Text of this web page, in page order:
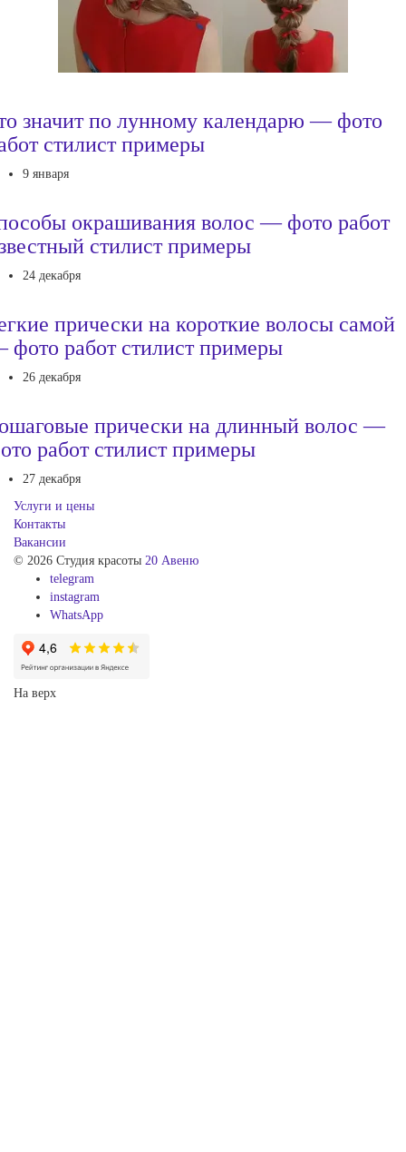
значит по лунному календарю — фото
стилист примеры
9 января
окрашивания волос — фото работ
стилист примеры
24 декабря
прически на короткие волосы самой
работ стилист примеры
26 декабря
прически на длинный волос —
работ стилист примеры
27 декабря
Услуги и цены
Контакты
Вакансии
© 2026 Студия красоты 20 Авеню
telegram
instagram
WhatsApp
На верх